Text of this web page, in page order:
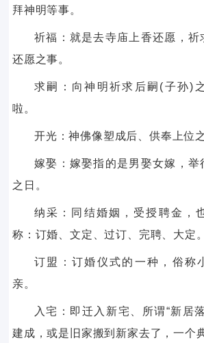
拜神明等事。
祈福：就是去寺庙上香还愿，祈
还愿之事。
求嗣：向神明祈求后嗣(子孙)
啦。
开光：神佛像塑成后、供奉上位之
嫁娶：嫁娶指的是男娶女嫁，举
之日。
纳采：同结婚姻，受授聘金，
称：订婚、文定、过订、完聘、大定。
订盟：订婚仪式的一种，俗称
亲。
入宅：即迁入新宅、所谓“新居
建成，或是旧家搬到新家去了，一个